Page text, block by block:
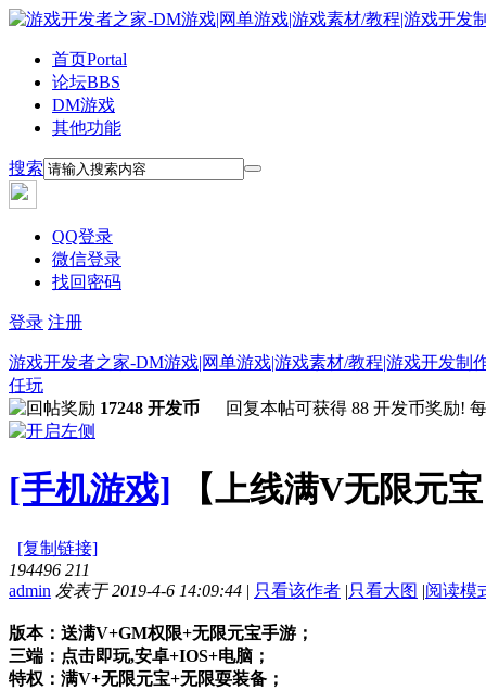
首页Portal
论坛BBS
DM游戏
其他功能
搜索
QQ登录
微信登录
找回密码
登录 注册
游戏开发者之家-DM游戏|网单游戏|游戏素材/教程|游戏开发制
任玩
17248 开发币 回复本帖可获得 88 开发币奖励!
[手机游戏] 【上线满V无限元
[复制链接]
194496 211
admin 发表于 2019-4-6 14:09:44 | 只看该作者 |只看大图 |阅读模
版本：送满V+GM权限+无限元宝手游；
三端：点击即玩,安卓+IOS+电脑；
特权：满V+无限元宝+无限耍装备；